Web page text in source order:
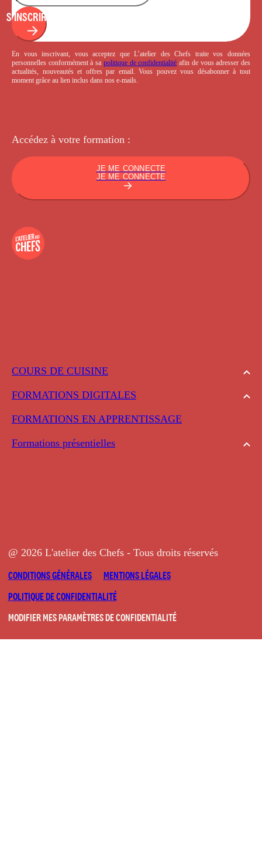
COURS DE CUISINE
FORMATIONS DIGITALES
FORMATIONS EN APPRENTISSAGE
Formations présentielles
S'INSCRIRE
En vous inscrivant, vous acceptez que L’atelier des Chefs traite vos données
personnelles conformément à sa politique de confidentialité afin de vous adresser des
actualités, nouveautés et offres par email. Vous pouvez vous désabonner à tout
moment grâce au lien inclus dans nos e-mails.
Accédez à votre formation :
JE ME CONNECTE
JE ME CONNECTE
@ 2026 L'atelier des Chefs - Tous droits réservés
CONDITIONS GÉNÉRALES
MENTIONS LÉGALES
POLITIQUE DE CONFIDENTIALITÉ
MODIFIER MES PARAMÈTRES DE CONFIDENTIALITÉ